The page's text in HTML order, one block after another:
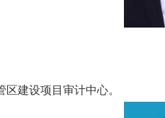
建设项目审计中心。